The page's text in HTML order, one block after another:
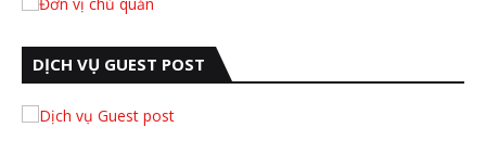
DỊCH VỤ GUEST POST